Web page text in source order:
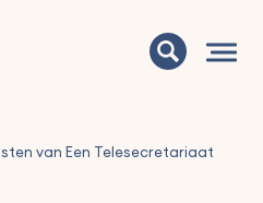
van Een Telesecretariaat